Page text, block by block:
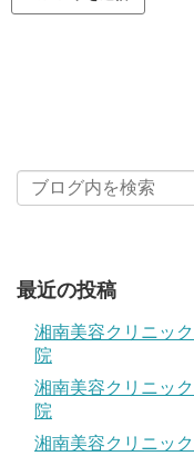
最近の投稿
湘南美容クリニッ
院
湘南美容クリニッ
院
湘南美容クリニッ